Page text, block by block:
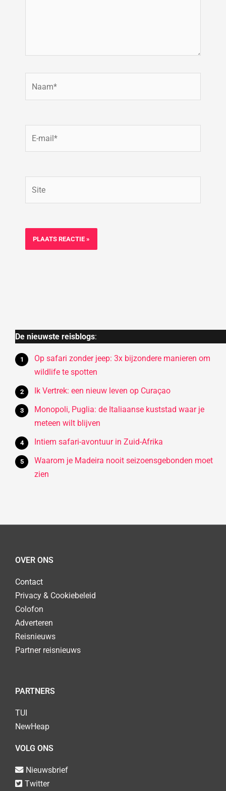
De nieuwste reisblogs:
Op safari zonder jeep: 3x bijzondere manieren om
wildlife te spotten
Ik Vertrek: een nieuw leven op Curaçao
Monopoli, Puglia: de Italiaanse kuststad waar je
meteen wilt blijven
Intiem safari-avontuur in Zuid-Afrika
Waarom je Madeira nooit seizoensgebonden moet
zien
OVER ONS
Contact
Privacy & Cookiebeleid
Colofon
Adverteren
Reisnieuws
Partner reisnieuws
PARTNERS
TUI
NewHeap
VOLG ONS
Nieuwsbrief
Twitter